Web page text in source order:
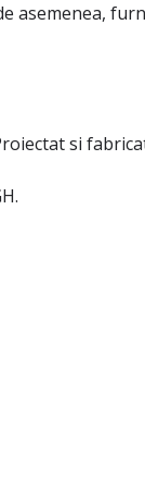
asemenea,
si